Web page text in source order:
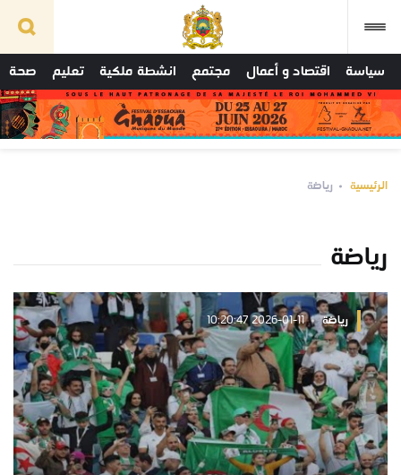
سياسة اقتصاد و أعمال مجتمع انشطة ملكية تعليم صحة
الرئيسية رياضة
رياضة
رياضة 2026-01-11 10:20:47